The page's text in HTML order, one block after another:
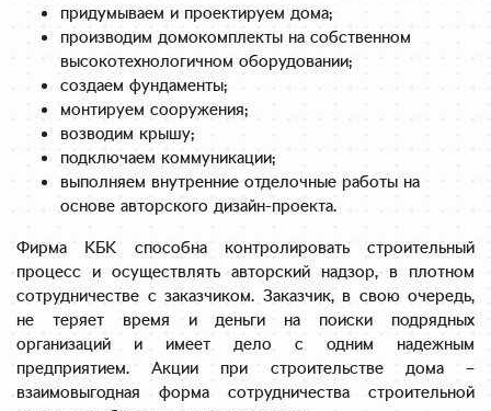
придумываем и проектируем дома;
производим домокомплекты на собственном
высокотехнологичном оборудовании;
создаем фундаменты;
монтируем сооружения;
возводим крышу;
подключаем коммуникации;
выполняем внутренние отделочные работы на
основе авторского дизайн-проекта.
Фирма КБК способна контролировать строительный
процесс и осуществлять авторский надзор, в плотном
сотрудничестве с заказчиком. Заказчик, в свою очередь,
не теряет время и деньги на поиски подрядных
организаций и имеет дело с одним надежным
предприятием. Акции при строительстве дома –
взаимовыгодная форма сотрудничества строительной